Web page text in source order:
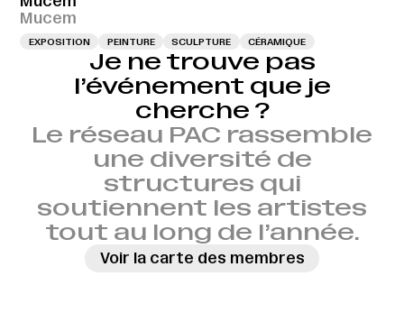
Mucem
EXPOSITION PEINTURE SCULPTURE CÉRAMIQUE
Je ne trouve pas
l’événement que je
cherche ?
Le réseau PAC rassemble
une diversité de
structures qui
soutiennent les artistes
tout au long de l’année.
Voir la carte des membres